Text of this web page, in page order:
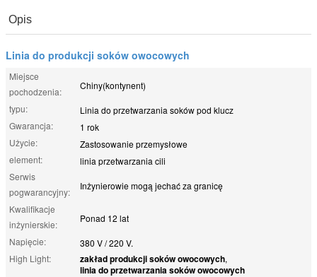
Opis
Linia do produkcji soków owocowych
Miejsce
pochodzenia:
Chiny(kontynent)
typu:
Linia do przetwarzania soków pod klucz
Gwarancja:
1 rok
Użycie:
Zastosowanie przemysłowe
element:
linia przetwarzania cili
Serwis
pogwarancyjny:
Inżynierowie mogą jechać za granicę
Kwalifikacje
inżynierskie:
Ponad 12 lat
Napięcie:
380 V / 220 V.
High Light:
zakład produkcji soków owocowych,
linia do przetwarzania soków owocowych